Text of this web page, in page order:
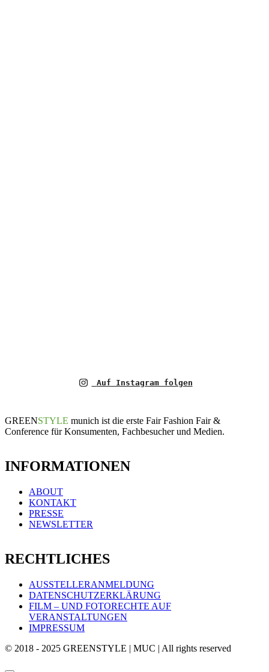
Auf Instagram folgen
GREENSTYLE munich ist die erste Fair Fashion Fair &
Conference für Konsumenten, Fachbesucher und Medien.
INFORMATIONEN
ABOUT
KONTAKT
PRESSE
NEWSLETTER
RECHTLICHES
AUSSTELLERANMELDUNG
DATENSCHUTZERKLÄRUNG
FILM – UND FOTORECHTE AUF
VERANSTALTUNGEN
IMPRESSUM
© 2018 - 2025 GREENSTYLE | MUC | All rights reserved